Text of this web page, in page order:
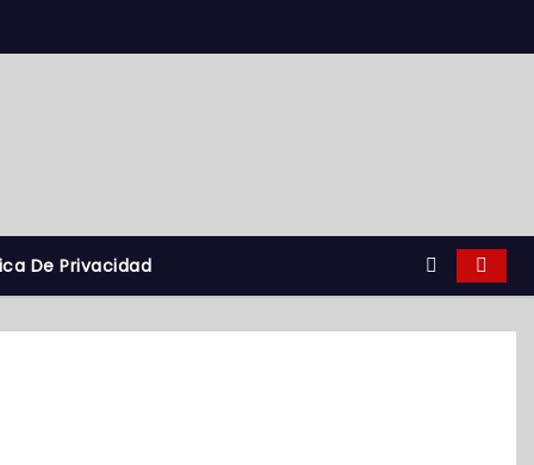
De Privacidad